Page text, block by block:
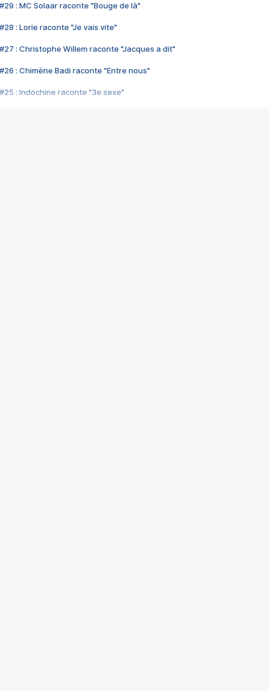
#29 : MC Solaar raconte "Bouge de là"
#28 : Lorie raconte "Je vais vite"
#27 : Christophe Willem raconte "Jacques a dit"
#26 : Chimène Badi raconte "Entre nous"
#25 : Indochine raconte "3e sexe"